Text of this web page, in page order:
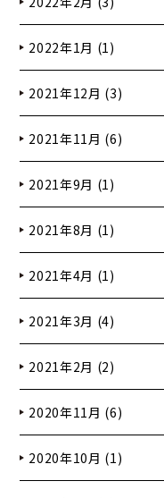
2022年1月 (1)
2021年12月 (3)
2021年11月 (6)
2021年9月 (1)
2021年8月 (1)
2021年4月 (1)
2021年3月 (4)
2021年2月 (2)
2020年11月 (6)
2020年10月 (1)